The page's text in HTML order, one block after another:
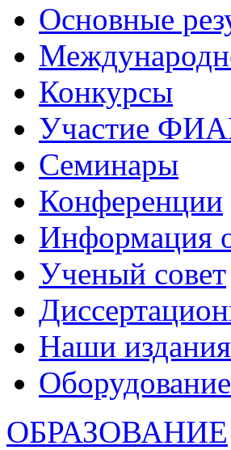
Основные
Конкурсы
Участие
Семинары
Конференции
Информация
Ученый совет
Наши издания
Оборудование
ОБРАЗОВАНИЕ